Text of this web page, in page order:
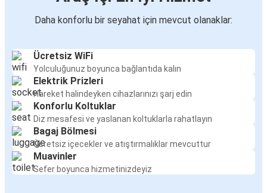
Daha konforlu bir seyahat için mevcut olanaklar:
Ücretsiz WiFi
Yolculuğunuz boyunca bağlantıda kalın
Elektrik Prizleri
Hareket halindeyken cihazlarınızı şarj edin
Konforlu Koltuklar
Diz mesafesi ve yaslanan koltuklarla rahatlayın
Bagaj Bölmesi
Ücretsiz içecekler ve atıştırmalıklar mevcuttur
Muavinler
Sefer boyunca hizmetinizdeyiz